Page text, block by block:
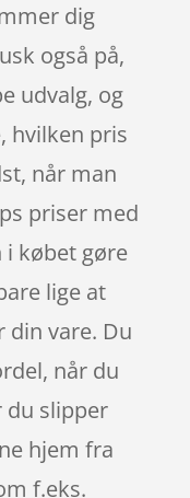
dig
også på,
udvalg, og
hvilken pris
når man
priser med
i købet gøre
lige at
vare. Du
når du
du slipper
hjem fra
f.eks.